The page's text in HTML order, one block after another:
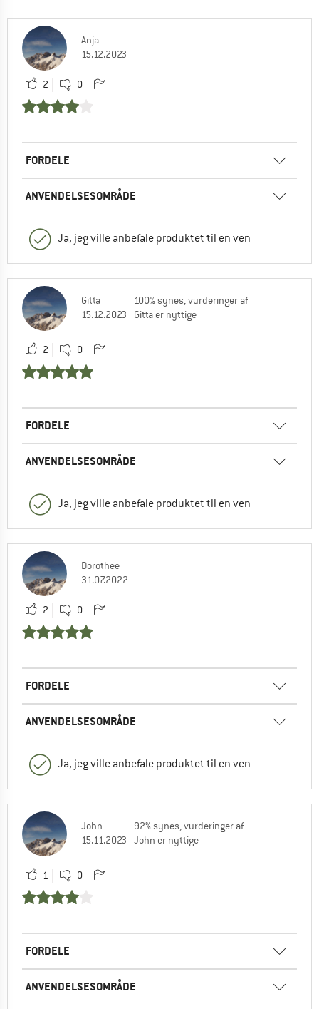
Anja
15.12.2023
2 0
FORDELE
ANVENDELSESOMRÅDE
Ja, jeg ville anbefale produktet til en ven
Gitta
15.12.2023
100% synes, vurderinger af
Gitta er nyttige
2 0
FORDELE
ANVENDELSESOMRÅDE
Ja, jeg ville anbefale produktet til en ven
Dorothee
31.07.2022
2 0
FORDELE
ANVENDELSESOMRÅDE
Ja, jeg ville anbefale produktet til en ven
John
15.11.2023
92% synes, vurderinger af
John er nyttige
1 0
FORDELE
ANVENDELSESOMRÅDE